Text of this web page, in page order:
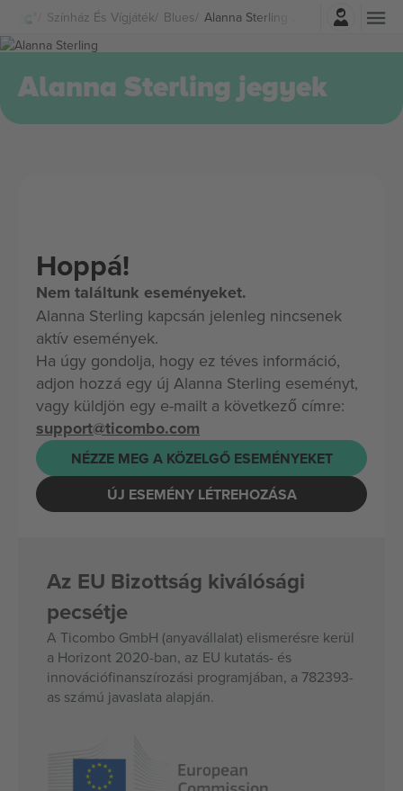
Színház És Vígjáték Blues Alanna Sterling Jegyek
Belépés
Alanna Sterling jegyek
Hoppá!
Nem találtunk eseményeket.
Alanna Sterling kapcsán jelenleg nincsenek
aktív események.
Ha úgy gondolja, hogy ez téves információ,
adjon hozzá egy új Alanna Sterling eseményt,
vagy küldjön egy e-mailt a következő címre:
support@ticombo.com
NÉZZE MEG A KÖZELGŐ ESEMÉNYEKET
ÚJ ESEMÉNY LÉTREHOZÁSA
Az EU Bizottság kiválósági
pecsétje
A Ticombo GmbH (anyavállalat) elismerésre kerül
a Horizont 2020-ban, az EU kutatás- és
innovációfinanszírozási programjában, a 782393-
as számú javaslata alapján.